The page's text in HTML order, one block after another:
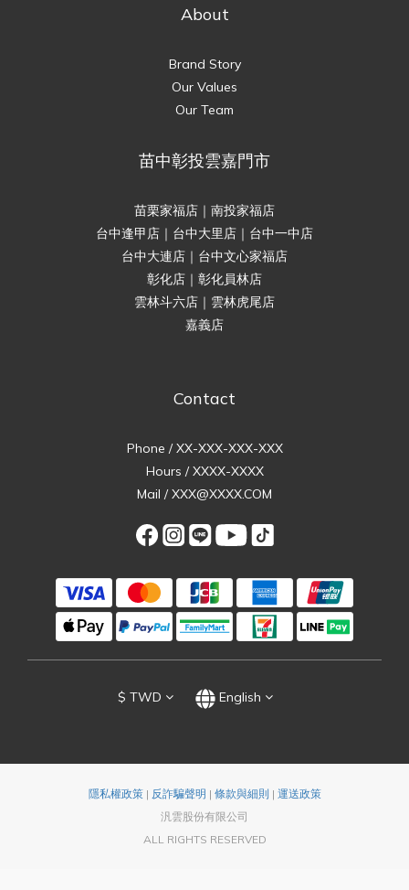
About
Brand Story
Our Values
Our Team
苗中彰投雲嘉門市
苗栗家福店｜南投家福店
台中逢甲店｜台中大里店｜台中一中店
台中大連店｜台中文心家福店
彰化店｜彰化員林店
雲林斗六店｜雲林虎尾店
嘉義店
Contact
Phone / XX-XXX-XXX-XXX
Hours / XXXX-XXXX
Mail / XXX@XXXX.COM
$ TWD English
隱私權政策| 反詐騙聲明 | 條款與細則 | 運送政策
汎雲股份有限公司
ALL RIGHTS RESERVED